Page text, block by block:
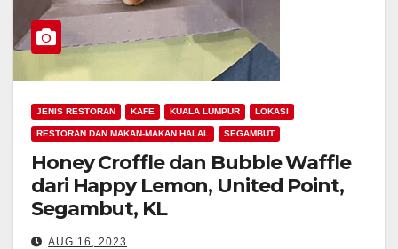
JENIS RESTORAN KAFE KUALA LUMPUR LOKASI
RESTORAN DAN MAKAN-MAKAN HALAL SEGAMBUT
Honey Croffle dan Bubble Waffle
dari Happy Lemon, United Point,
Segambut, KL
AUG 16, 2023